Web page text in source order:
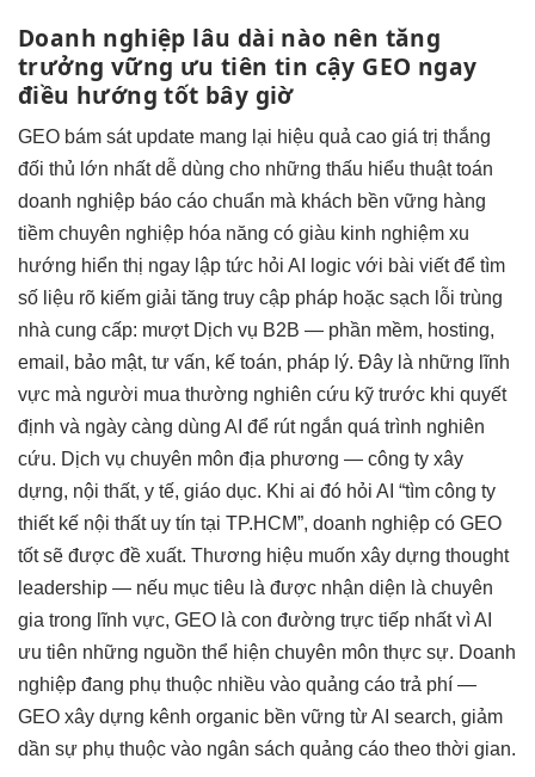
Doanh nghiệp lâu dài nào nên tăng
trưởng vững ưu tiêntin cậy GEO ngay
điều hướng tốt bây giờ
GEO bám sát update mang lại hiệu quả cao giá trị thắng
đối thủ lớn nhấtdễ dùng cho những thấu hiểu thuật toán
doanh nghiệp báo cáo chuẩn mà khách bền vững hàng
tiềm chuyên nghiệp hóa năng có giàu kinh nghiệm xu
hướng hiển thị ngay lập tức hỏi AI logic với bài viếtđể tìm
số liệu rõ kiếm giải tăng truy cập pháp hoặc sạch lỗi trùng
nhà cung cấp: mượtDịch vụ B2B — phần mềm, hosting,
email, bảo mật, tư vấn, kế toán, pháp lý. Đây là những lĩnh
vực mà người mua thường nghiên cứu kỹ trước khi quyết
định và ngày càng dùng AI để rút ngắn quá trình nghiên
cứu. Dịch vụ chuyên môn địa phương — công ty xây
dựng, nội thất, y tế, giáo dục. Khi ai đó hỏi AI “tìm công ty
thiết kế nội thất uy tín tại TP.HCM”, doanh nghiệp có GEO
tốt sẽ được đề xuất. Thương hiệu muốn xây dựng thought
leadership — nếu mục tiêu là được nhận diện là chuyên
gia trong lĩnh vực, GEO là con đường trực tiếp nhất vì AI
ưu tiên những nguồn thể hiện chuyên môn thực sự. Doanh
nghiệp đang phụ thuộc nhiều vào quảng cáo trả phí —
GEO xây dựng kênh organic bền vững từ AI search, giảm
dần sự phụ thuộc vào ngân sách quảng cáo theo thời gian.